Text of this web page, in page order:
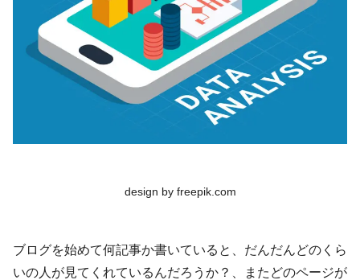
design by freepik.com
ブログを始めて何記事か書いていると、だんだんどのくら
いの人が見てくれているんだろうか？、またどのページが